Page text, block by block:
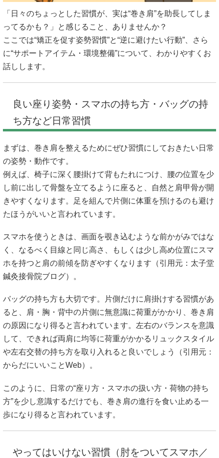
「日々のちょっとした習慣が、実は“巻き肩”を助長してしま
ってるかも？」と感じること、ありませんか？
ここでは“矯正を促す姿勢習慣”と“逆に避けたい行動”、さら
に“サポートアイテム・環境整備”について、わかりやすくお
話しします。
良い座り姿勢・スマホの持ち方・バッグの持
ち方など日常習慣
まずは、巻き肩を整えるためにぜひ習慣にしておきたい日常
の姿勢・動作です。
例えば、椅子に深く腰掛けて背もたれにつけ、腰の位置を少
し前に出して骨盤を立てるように座ると、自然と肩甲骨が開
きやすくなります。足を組んで片側に体重を預けるのも避け
たほうがいいと言われています。
スマホを使うときは、画面を覗き込むような前かがみではな
く、なるべく目線と同じ高さ、もしくは少し高め位置にスマ
ホを持つと肩の前傾を防ぎやすくなります（引用元： 太子堂
鍼灸接骨院ブログ）。
バッグの持ち方も大切です。片側だけに肩掛けする習慣があ
ると、肩・胸・背中の片側に無意識に荷重がかかり、巻き肩
の原因になり得ると言われています。左右のバランスを意識
して、できれば両肩に均等に荷重がかかるリュックスタイル
や左右交替の持ち方を取り入れると良いでしょう（引用元：
からだにいいことWeb）。
このように、日常の“座り方・スマホの扱い方・荷物の持ち
方”を少し意識するだけでも、巻き肩の進行を食い止める一
歩になり得ると言われています。
やってはいけない習慣（肘をついてスマホ／